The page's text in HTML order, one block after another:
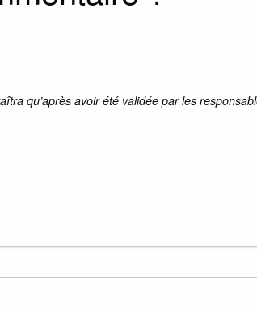
qu’après avoir été validée par les